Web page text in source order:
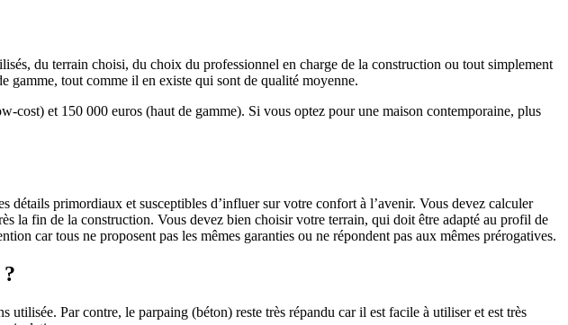
du terrain choisi, du choix du professionnel en charge de la construction ou tout simplement
gamme, tout comme il en existe qui sont de qualité moyenne.
cost) et 150 000 euros (haut de gamme). Si vous optez pour une maison contemporaine, plus
primordiaux et susceptibles d’influer sur votre confort à l’avenir. Vous devez calculer
la fin de la construction. Vous devez bien choisir votre terrain, qui doit être adapté au profil de
car tous ne proposent pas les mêmes garanties ou ne répondent pas aux mêmes prérogatives.
Par contre, le parpaing (béton) reste très répandu car il est facile à utiliser et est très